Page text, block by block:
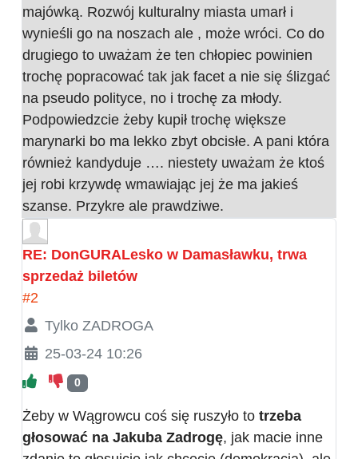
majówką. Rozwój kulturalny miasta umarł i
wynieśli go na noszach ale , może wróci. Co do
drugiego to uważam że ten chłopiec powinien
trochę popracować tak jak facet a nie się ślizgać
na pseudo polityce, no i trochę za młody.
Podpowiedzcie żeby kupił trochę większe
marynarki bo ma lekko zbyt obcisłe. A pani która
również kandyduje …. niestety uważam że ktoś
jej robi krzywdę wmawiając jej że ma jakieś
szanse. Przykre ale prawdziwe.
RE: DonGURALesko w Damasławku, trwa
sprzedaż biletów
#2
Tylko ZADROGA
25-03-24 10:26
0
Żeby w Wągrowcu coś się ruszyło to trzeba
głosować na Jakuba Zadrogę, jak macie inne